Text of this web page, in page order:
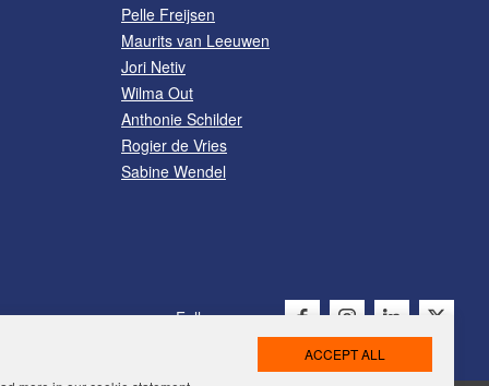
Pelle Freijsen
Maurits van Leeuwen
Jori Netiv
Wilma Out
Anthonie Schilder
Rogier de Vries
Sabine Wendel
Follow us on: